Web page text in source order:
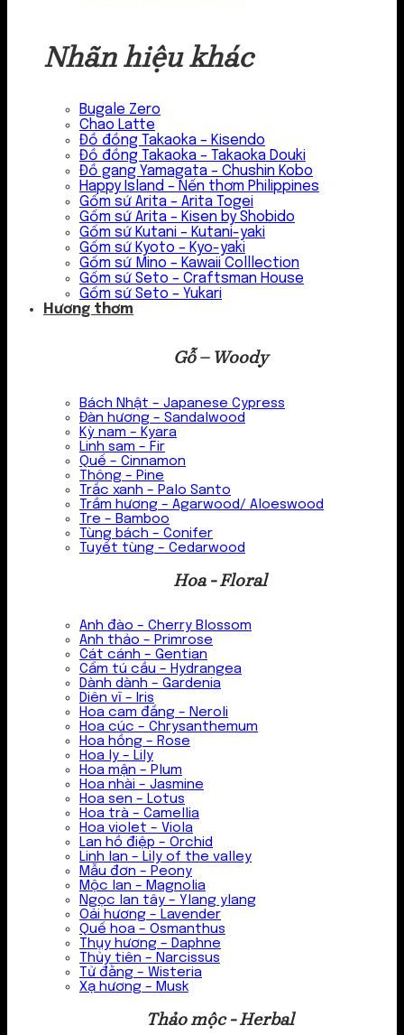
Nhãn hiệu khác
Bugale Zero
Chao Latte
Đồ đồng Takaoka – Kisendo
Đồ đồng Takaoka – Takaoka Douki
Đồ gang Yamagata – Chushin Kobo
Happy Island – Nến thơm Philippines
Gốm sứ Arita – Arita Togei
Gốm sứ Arita – Kisen by Shobido
Gốm sứ Kutani – Kutani-yaki
Gốm sứ Kyoto – Kyo-yaki
Gốm sứ Mino – Kawaii Colllection
Gốm sứ Seto – Craftsman House
Gốm sứ Seto – Yukari
Hương thơm
Gỗ – Woody
Bách Nhật – Japanese Cypress
Đàn hương – Sandalwood
Kỳ nam – Kyara
Linh sam – Fir
Quế – Cinnamon
Thông – Pine
Trắc xanh – Palo Santo
Trầm hương – Agarwood/ Aloeswood
Tre – Bamboo
Tùng bách – Conifer
Tuyết tùng – Cedarwood
Hoa - Floral
Anh đào – Cherry Blossom
Anh thảo – Primrose
Cát cánh – Gentian
Cẩm tú cầu – Hydrangea
Dành dành – Gardenia
Diên vĩ – Iris
Hoa cam đắng – Neroli
Hoa cúc – Chrysanthemum
Hoa hồng – Rose
Hoa ly – Lily
Hoa mận – Plum
Hoa nhài – Jasmine
Hoa sen – Lotus
Hoa trà – Camellia
Hoa violet – Viola
Lan hồ điệp – Orchid
Linh lan – Lily of the valley
Mẫu đơn – Peony
Mộc lan – Magnolia
Ngọc lan tây – Ylang ylang
Oải hương – Lavender
Quế hoa – Osmanthus
Thụy hương – Daphne
Thủy tiên – Narcissus
Tử đằng – Wisteria
Xạ hương – Musk
Thảo mộc - Herbal